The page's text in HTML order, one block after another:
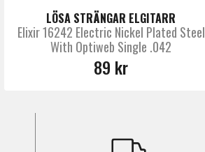
LÖSA STRÄNGAR ELGITARR
Elixir 16242 Electric Nickel Plated Steel
With Optiweb Single .042
89 kr